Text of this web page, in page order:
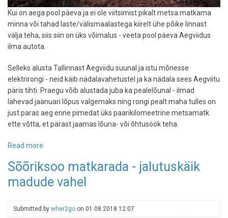
Kui on aega pool päeva ja ei ole viitsimist pikalt metsa matkama
minna või tahad laste/välismaalastega kiirelt ühe põike linnast
välja teha, siis siin on üks võimalus - veeta pool päeva Aegviidus
ilma autota.
Selleks alusta Tallinnast Aegviidu suunal ja istu mõnesse
elektrirongi - neid käib nädalavahetustel ja ka nädala sees Aegviitu
päris tihti. Praegu võib alustada juba ka pealelõunal - ilmad
lähevad jaanuari lõpus valgemaks ning rongi pealt maha tulles on
just paras aeg enne pimedat üks paarikilomeetrine metsamatk
ette võtta, et pärast jaamas lõuna- või õhtusöök teha.
Read more
väljasõit:
kuidas
päeva
Sõõriksoo matkarada - jalutuskäik
madude vahel
Submitted by wher2go on 01.08.2018 12:07